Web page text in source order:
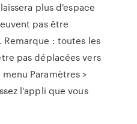
plus d'espace
pas être
: toutes les
pas déplacées vers
Paramètres >
l'appli que vous